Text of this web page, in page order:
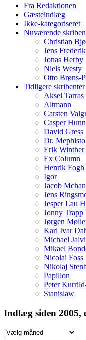
Fra Redaktionen
Gæsteindlæg
Ikke-kategoriseret
Nuværende
Christian
Jens
Jonas Herby
Niels Westy
Otto Brøns-
Tidligere skribenter
Aksel Tarras
Altmann
Carsten
Casper
David Gress
Dr. Mephisto
Erik Winther
Ex Column
Henrik Fogh
Igor
Jacob
Jens
Jesper Lau
Jonny Trapp
Jørgen
Karl Ivar
Michael
Mikael
Nicolai Foss
Nikolaj
Papillon
Peter
Stanislaw
Indlæg siden 2005,
Indlæg